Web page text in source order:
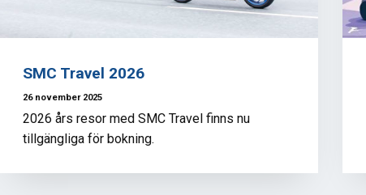
SMC Travel 2026
26 november 2025
2026 års resor med SMC Travel finns nu
tillgängliga för bokning.